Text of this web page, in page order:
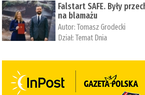
Falstart SAFE. Były
na blamażu
Autor:Tomasz Grodecki
Dział:Temat Dnia